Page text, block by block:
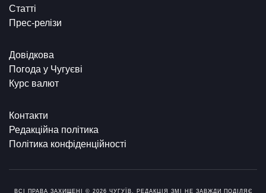
Статті
Прес-релізи
Довідкова
Погода у Чугуєві
Курс валют
Контакти
Редакційна політика
Політика конфіденційності
ВСІ ПРАВА ЗАХИЩЕНІ © 2026 ЧУГУЇВ. РЕДАКЦІЯ ЗМІ НЕ ЗАВЖДИ ПОДІЛЯЄ